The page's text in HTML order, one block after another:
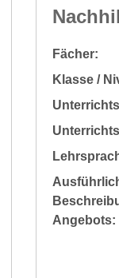
Fächer:
Klasse /
Angebots: